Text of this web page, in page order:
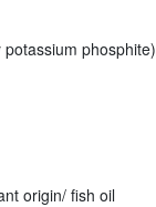
phosphite)
origin/ fish oil